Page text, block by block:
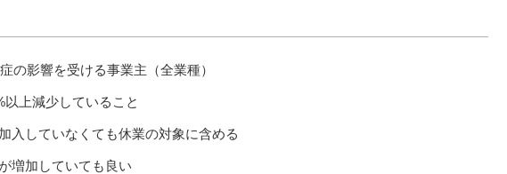
の影響を受ける事業主（全業種）
上減少していること
入していなくても休業の対象に含める
増加していても良い